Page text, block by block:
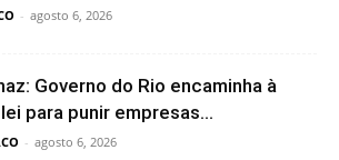
- agosto 6, 2026
Governo do Rio encaminha à
para punir empresas...
- agosto 6, 2026